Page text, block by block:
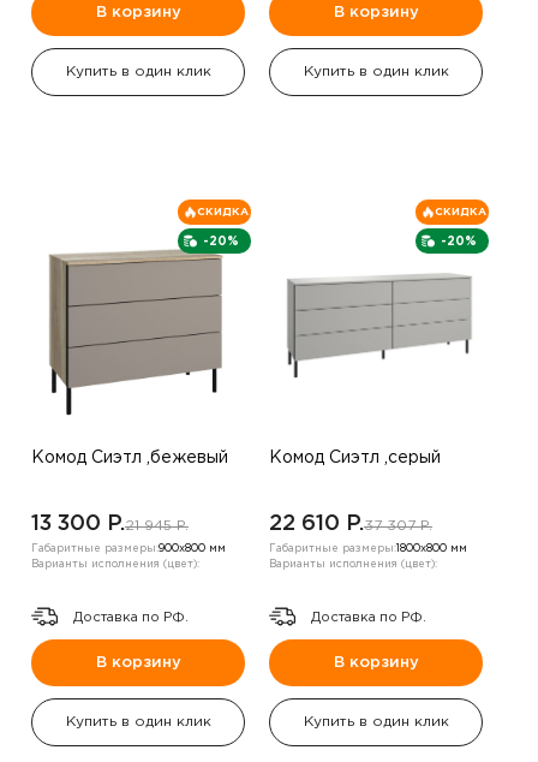
В корзину
Купить в один клик
В корзину
Купить в один клик
-20%
СКИДКА
Комод Сиэтл ,бежевый
13 300 P.21 945 P.
Габаритные размеры:900х800 мм
Варианты исполнения (цвет):
Доставка по РФ.
В корзину
Купить в один клик
-20%
СКИДКА
Комод Сиэтл ,серый
22 610 P.37 307 P.
Габаритные размеры: 1800х800 мм
Варианты исполнения (цвет):
Доставка по РФ.
В корзину
Купить в один клик